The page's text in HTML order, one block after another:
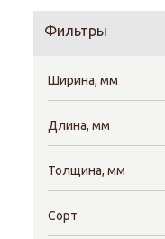
Фильтры
Ширина, мм
Длина, мм
Толщина, мм
Сорт